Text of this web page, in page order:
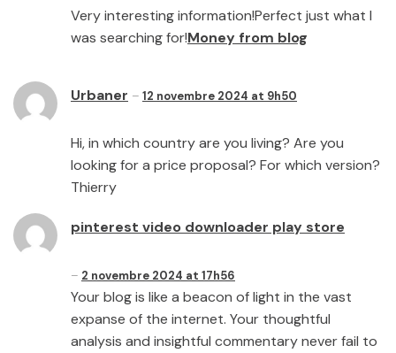
Very interesting information!Perfect just what I
was searching for!Money from blog
Urbaner 12 novembre 2024 at 9h50
Hi, in which country are you living? Are you
looking for a price proposal? For which version?
Thierry
pinterest video downloader play store
2 novembre 2024 at 17h56
Your blog is like a beacon of light in the vast
expanse of the internet. Your thoughtful
analysis and insightful commentary never fail to